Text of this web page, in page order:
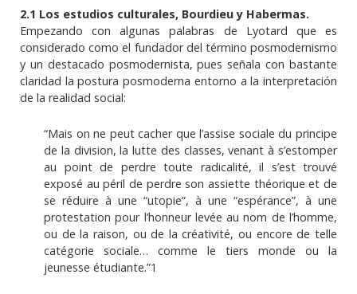
2.1 Los estudios culturales, Bourdieu y Habermas.
Empezando con algunas palabras de Lyotard que es
considerado como el fundador del término posmodernismo
y un destacado posmodernista, pues señala con bastante
claridad la postura posmoderna entorno a la interpretación
de la realidad social:
“Mais on ne peut cacher que l’assise sociale du principe
de la division, la lutte des classes, venant à s’estomper
au point de perdre toute radicalité, il s’est trouvé
exposé au péril de perdre son assiette théorique et de
se réduire à une “utopie”, à une “espérance”, à une
protestation pour l’honneur levée au nom de l’homme,
ou de la raison, ou de la créativité, ou encore de telle
catégorie sociale… comme le tiers monde ou la
jeunesse étudiante.”1